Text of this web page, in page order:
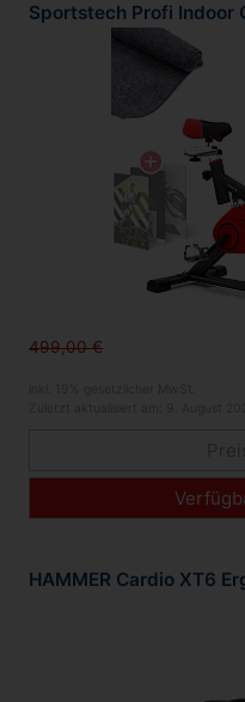
Sportstech Profi Indoor
499,00 €
HAMMER Cardio XT6